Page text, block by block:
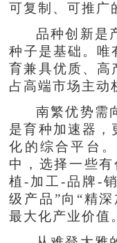
可复制、可推广
品种创新是
种子是基础。唯
育兼具优质、高
占高端市场主动
南繁优势需
是育种加速器，
化的综合平台
中，选择一些
植-加工-品牌-
级产品”向“精深
最大化产业价值